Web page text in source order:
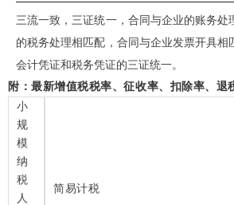
三流一致，三证统一，合同与企业的账务处
的税务处理相匹配，合同与企业发票开具相
会计凭证和税务凭证的三证统一。
附：最新增值税税率、征收率、扣除率、退
小
规
模
纳
税
人
简易计税